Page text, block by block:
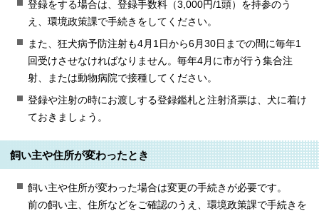
登録をする場合は、登録手数料（3,000円/1頭）を持参のう
え、環境政策課で手続きをしてください。
また、狂犬病予防注射も4月1日から6月30日までの間に毎年1
回受けさせなければなりません。毎年4月に市が行う集合注
射、または動物病院で接種してください。
登録や注射の時にお渡しする登録鑑札と注射済票は、犬に着け
ておきましょう。
飼い主や住所が変わったとき
飼い主や住所が変わった場合は変更の手続きが必要です。
前の飼い主、住所などをご確認のうえ、環境政策課で手続きを